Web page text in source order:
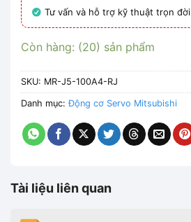
Tư vấn và hỗ trợ kỹ thuật trọn đời
Còn hàng: (20) sản phẩm
SKU: MR-J5-100A4-RJ
Danh mục:Động cơ Servo Mitsubishi
Tài liệu liên quan